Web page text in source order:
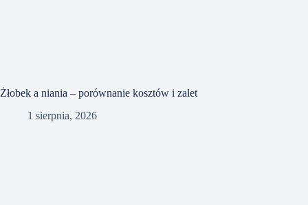
Żłobek a niania – porównanie kosztów i zalet
1 sierpnia, 2026